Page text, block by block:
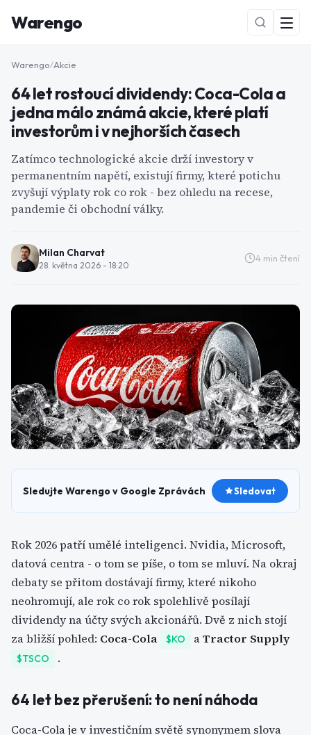
Warengo
NOVÉ
Warengo/Akcie
64 let rostoucí dividendy: Coca-Cola a
jedna málo známá akcie, které platí
investorům i v nejhorších časech
Zatímco technologické akcie drží investory v
permanentním napětí, existují firmy, které potichu
zvyšují výplaty rok co rok - bez ohledu na recese,
pandemie či obchodní války.
Milan Charvat
28. května 2026 - 18:20
4 min čtení
Sledujte Warengo v Google Zprávách Sledovat
Rok 2026 patří umělé inteligenci. Nvidia, Microsoft,
datová centra - o tom se píše, o tom se mluví. Na okraj
debaty se přitom dostávají firmy, které nikoho
neohromují, ale rok co rok spolehlivě posílají
dividendy na účty svých akcionářů. Dvě z nich stojí
za bližší pohled: Coca-Cola $KO aTractor Supply
$TSCO .
64 let bez přerušení: to není náhoda
Coca-Cola je v investičním světě synonymem slova